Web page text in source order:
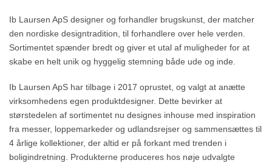
Ib Laursen ApS designer og forhandler brugskunst, der matcher
den nordiske designtradition, til forhandlere over hele verden.
Sortimentet spænder bredt og giver et utal af muligheder for at
skabe en helt unik og hyggelig stemning både ude og inde.
Ib Laursen ApS har tilbage i 2017 oprustet, og valgt at anætte
virksomhedens egen produktdesigner. Dette bevirker at
størstedelen af sortimentet nu designes inhouse med inspiration
fra messer, loppemarkeder og udlandsrejser og sammensættes til
4 årlige kollektioner, der altid er på forkant med trenden i
boligindretning. Produkterne produceres hos nøje udvalgte